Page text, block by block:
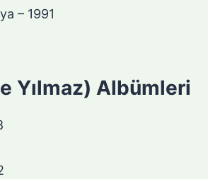
– 1991
Yılmaz) Albümleri